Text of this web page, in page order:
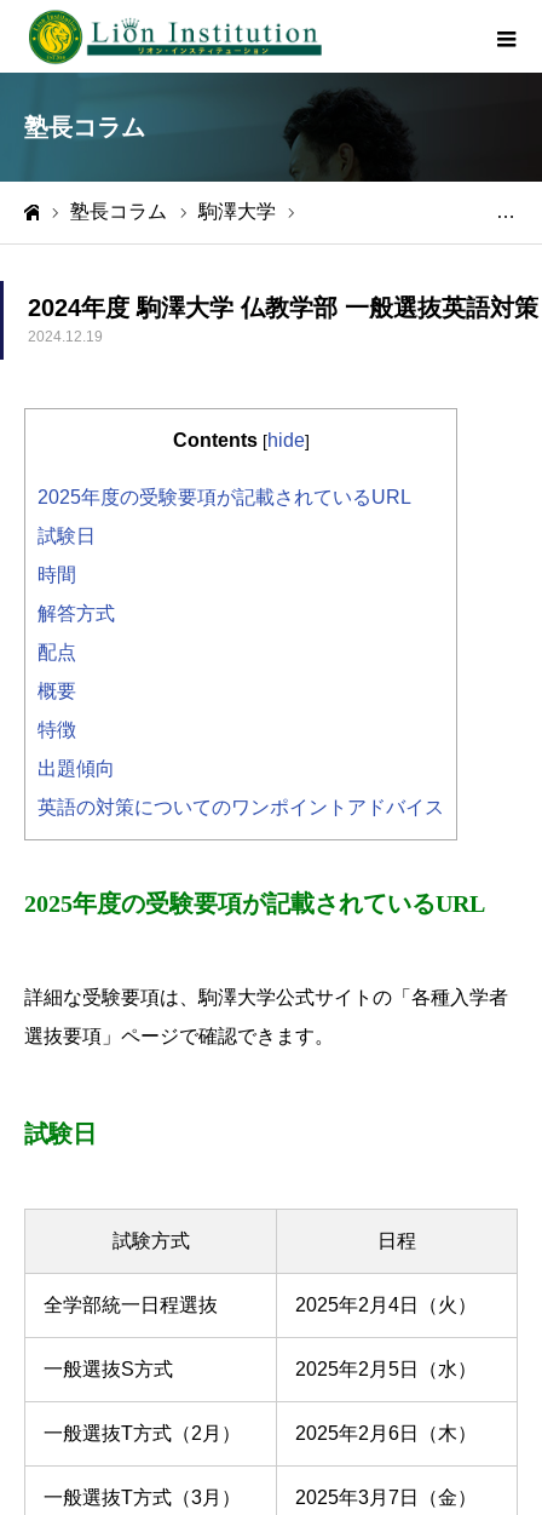
塾長コラム
塾長コラム 駒澤大学
2024年度 駒澤大学 仏教学部 一般選抜英語対策
2024.12.19
Contents [hide]
2025年度の受験要項が記載されているURL
試験日
時間
解答方式
配点
概要
特徴
出題傾向
英語の対策についてのワンポイントアドバイス
2025年度の受験要項が記載されているURL
詳細な受験要項は、駒澤大学公式サイトの「各種入学者
選抜要項」ページで確認できます。
試験日
試験方式 日程
全学部統一日程選抜 2025年2月4日（火）
一般選抜S方式 2025年2月5日（水）
一般選抜T方式（2月） 2025年2月6日（木）
一般選抜T方式（3月） 2025年3月7日（金）